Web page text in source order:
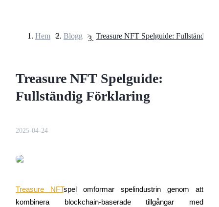
Hem > Blogg >
Treasure NFT Spelguide:
Fullständig Förklaring
2025-04-24
Treasure NFTspel omformar spelindustrin genom att
kombinera blockchain-baserade tillgångar med